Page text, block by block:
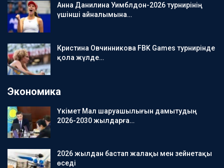
Анна Данилина Уимблдон-2026 турнирінің
үшінші айналымына…
Кристина Овчинникова FBK Games турнирінде
қола жүлде…
Экономика
Үкімет Мал шаруашылығын дамытудың
2026-2030 жылдарға…
2026 жылдан бастап жалақы мен зейнетақы
өседі